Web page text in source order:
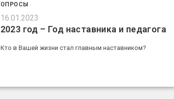
ОПРОСЫ
16.01.2023
2023 год – Год наставника и педагога
Кто в Вашей жизни стал главным наставником?